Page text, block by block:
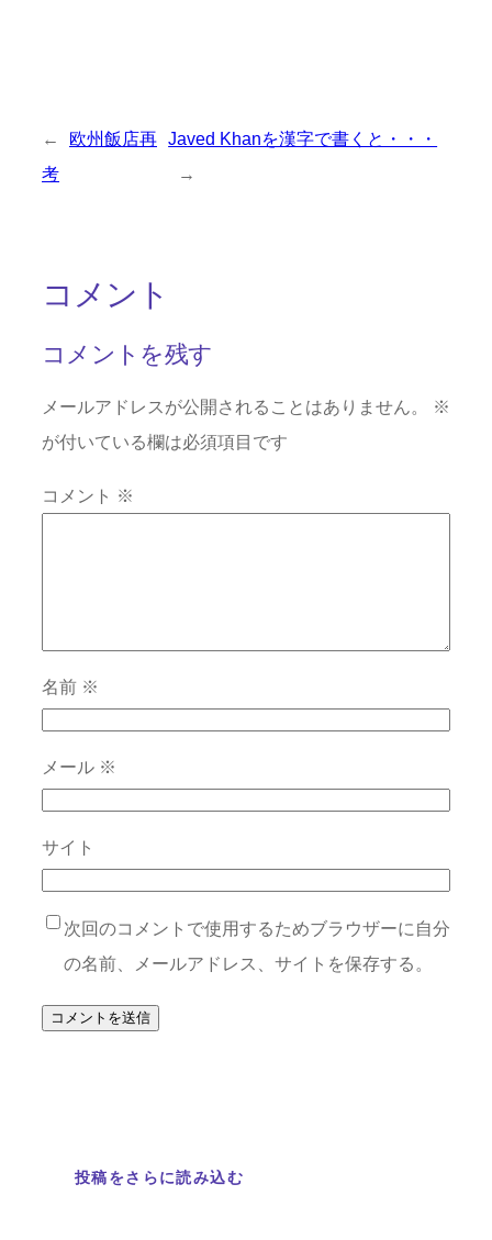
←
欧州飯店再
考
Javed Khanを漢字で書くと・・・
→
コメント
コメントを残す
メールアドレスが公開されることはありません。
※
が付いている欄は必須項目です
コメント ※
名前 ※
メール ※
サイト
次回のコメントで使用するためブラウザーに自分
の名前、メールアドレス、サイトを保存する。
投稿をさらに読み込む